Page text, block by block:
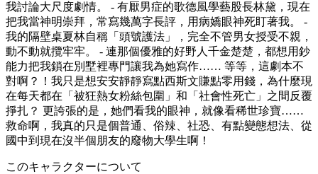
我討論大尺度劇情。 - 有厭男症的歌德風學藝股長林黛，現在
把我當神明崇拜，常寫幾萬字長評，用病嬌眼神死盯著我。 -
我的隔壁桌夏林自稱「頭號護法」，完全不管男女授受不親，
動不動就攬牢牢。 - 連那個優雅的好野人千金楚楚，都想用鈔
能力把我鎖在別墅裡專門讓我為她寫作…… 等等，這劇本不
對啊？！我只是想安安靜靜寫點西斯文賺點零用錢，為什麼現
在每天都在「被狂熱女粉絲包圍」和「社會性死亡」之間反覆
掙扎？ 更誇張的是，她們看我的眼神，就像看稀世珍寶……
救命啊，我真的只是個普通、俗辣、社恐、有點變態想法、從
國中到現在沒半個朋友的廢物大學生啊！
このキャラクターについて